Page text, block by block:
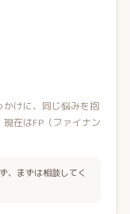
けに、同じ悩みを抱
在はFP（ファイナン
、まずは相談してく